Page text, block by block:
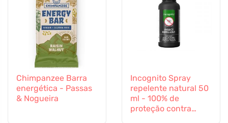
Chimpanzee Barra
energética - Passas
& Nogueira
Incognito Spray
repelente natural 50
ml - 100% de
proteção contra